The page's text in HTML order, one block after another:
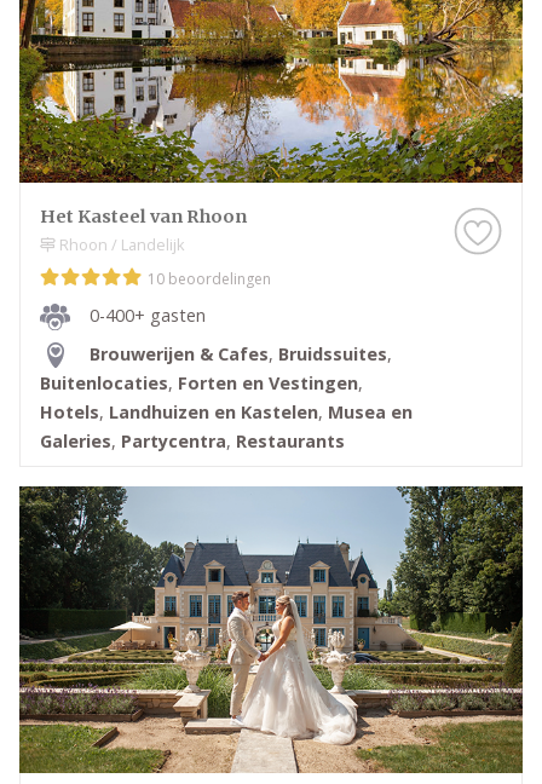
Het Kasteel van Rhoon
Rhoon / Landelijk
10 beoordelingen
0-400+ gasten
Brouwerijen & Cafes, Bruidssuites,
Buitenlocaties, Forten en Vestingen,
Hotels, Landhuizen en Kastelen, Musea en
Galeries, Partycentra, Restaurants